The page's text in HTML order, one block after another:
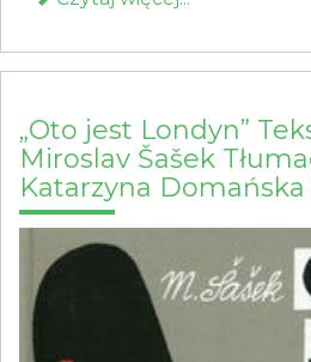
„Oto jest Londyn”
Miroslav Šašek
Katarzyna Domańska